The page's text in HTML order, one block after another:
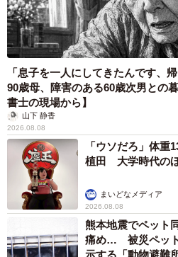
「息子を一人にしてきたんです
90歳母、障害のある60歳次男との
書士の現場から】
山下 静香
2026.08.08
「ウソだろ」体重
植田 大学時代のほ
まいどなメディア
2026.08.08
熊本地震でペット
痛め… 被災ペット
示する「動物避難